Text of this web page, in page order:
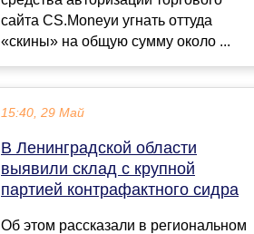
сайта CS.Moneyи угнать оттуда
«скины» на общую сумму около ...
15:40, 29 Май
В Ленинградской области
выявили склад с крупной
партией контрафактного сидра
Об этом рассказали в региональном